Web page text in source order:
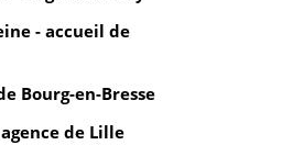
- accueil de
Bourg-en-Bresse
de Lille